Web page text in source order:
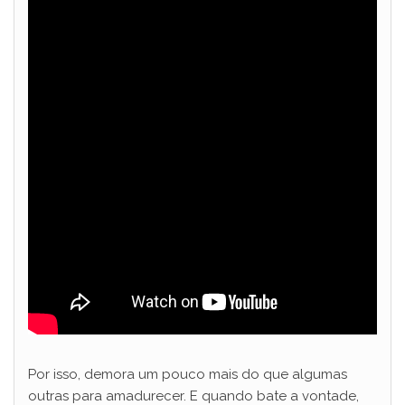
Por isso, demora um pouco mais do que algumas
outras para amadurecer. E quando bate a vontade,